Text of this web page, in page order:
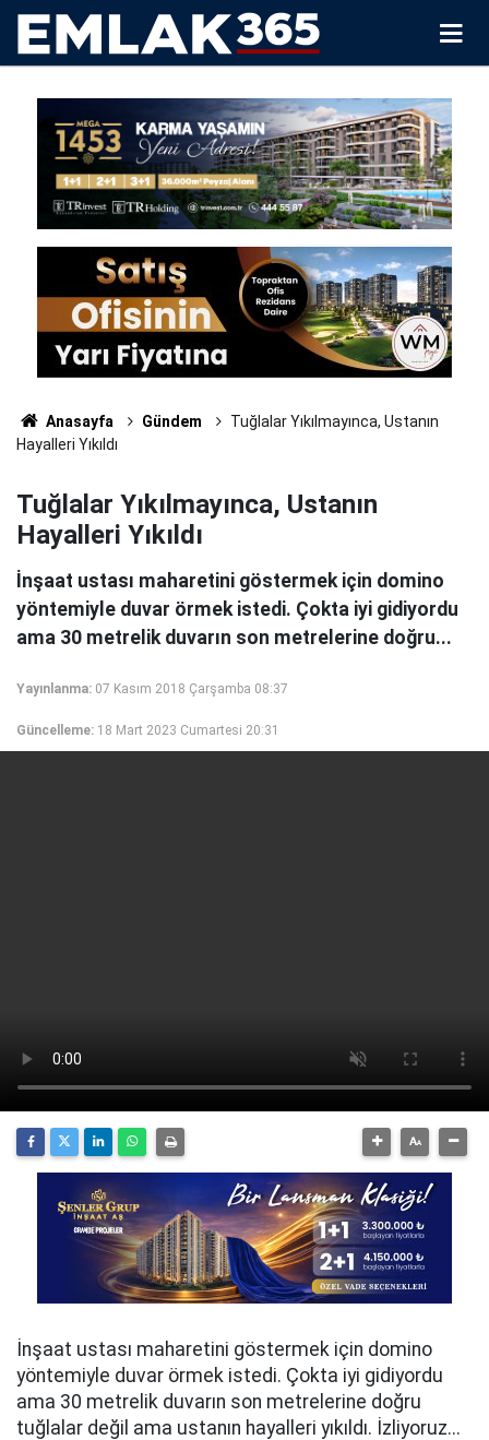
Anasayfa Gündem
Tuğlalar Yıkılmayınca, Ustanın
Hayalleri Yıkıldı
Tuğlalar Yıkılmayınca, Ustanın
Hayalleri Yıkıldı
İnşaat ustası maharetini göstermek için domino
yöntemiyle duvar örmek istedi. Çokta iyi gidiyordu
ama 30 metrelik duvarın son metrelerine doğru...
Yayınlanma: 07 Kasım 2018 Çarşamba 08:37
Güncelleme: 18 Mart 2023 Cumartesi 20:31
İnşaat ustası maharetini göstermek için domino
yöntemiyle duvar örmek istedi. Çokta iyi gidiyordu
ama 30 metrelik duvarın son metrelerine doğru
tuğlalar değil ama ustanın hayalleri yıkıldı. İzliyoruz...